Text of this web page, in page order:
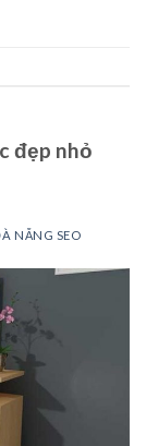
đẹp nhỏ
NẴNG SEO